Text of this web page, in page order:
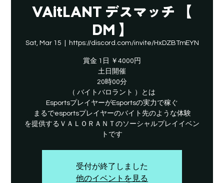
VAitLANT デスマッチ 【
DM 】
Sat, Mar 15 https://discord.com/invite/HxDZBTmEYN
賞金 1日 ￥4000円
土日開催
20時00分
（ バイトバロラント ）とは
EsportsプレイヤーがEsportsの実力で稼ぐ
​まるでesportsプレイヤーのバイト先のような体験
を提供するＶＡＬＯＲＡＮＴのソーシャルプレイイベン
トです
受付が終了しました
他のイベントを見る